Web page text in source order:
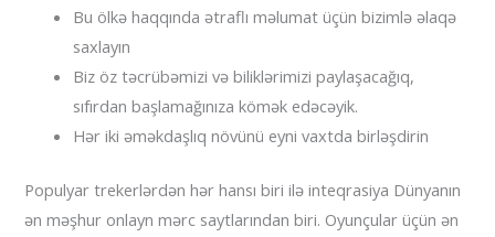
Bu ölkə haqqında ətraflı məlumat üçün bizimlə əlaqə
saxlayın
Biz öz təcrübəmizi və biliklərimizi paylaşacağıq,
sıfırdan başlamağınıza kömək edəcəyik.
Hər iki əməkdaşlıq növünü eyni vaxtda birləşdirin
Populyar trekerlərdən hər hansı biri ilə inteqrasiya Dünyanın
ən məşhur onlayn mərc saytlarından biri. Oyunçular üçün ən